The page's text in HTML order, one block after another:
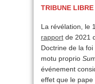
TRIBUNE LIBRE
La révélation, le 1
rapport de 2021
Doctrine de la foi
motu proprio
événement
effet que le pape